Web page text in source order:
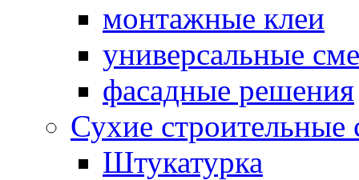
монтажные клеи
универсальные
фасадные решения
Сухие
Штукатурка